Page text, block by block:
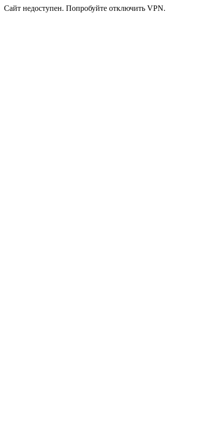
Сайт недоступен. Попробуйте отключить VPN.